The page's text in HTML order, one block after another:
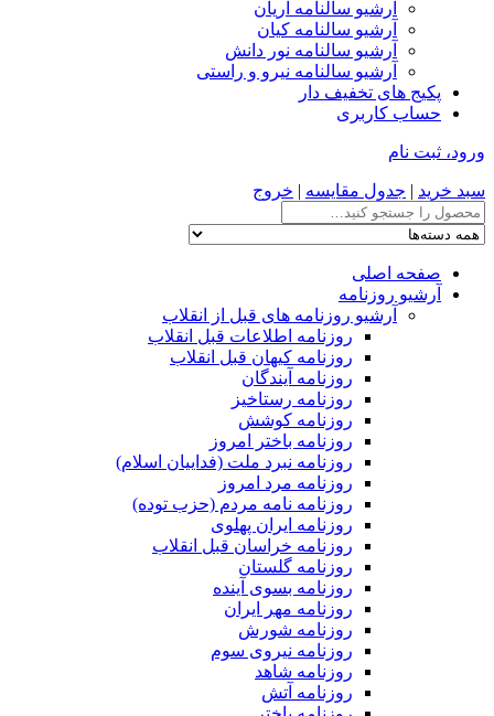
آرشیو سالنامه آریان
آرشیو سالنامه کیان
آرشیو سالنامه نور دانش
آرشیو سالنامه نیرو و راستی
پکیج های تخفیف دار
حساب کاربری
ورود، ثبت نام
سبد خرید | جدول مقایسه | خروج
صفحه اصلی
آرشیو روزنامه
آرشیو روزنامه های قبل از انقلاب
روزنامه اطلاعات قبل انقلاب
روزنامه کیهان قبل انقلاب
روزنامه آیندگان
روزنامه رستاخیز
روزنامه کوشش
روزنامه باختر امروز
روزنامه نبرد ملت (فداییان اسلام)
روزنامه مرد امروز
روزنامه نامه مردم (حزب توده)
روزنامه ایران پهلوی
روزنامه خراسان قبل انقلاب
روزنامه گلستان
روزنامه بسوی آینده
روزنامه مهر ایران
روزنامه شورش
روزنامه نیروی سوم
روزنامه شاهد
روزنامه آتش